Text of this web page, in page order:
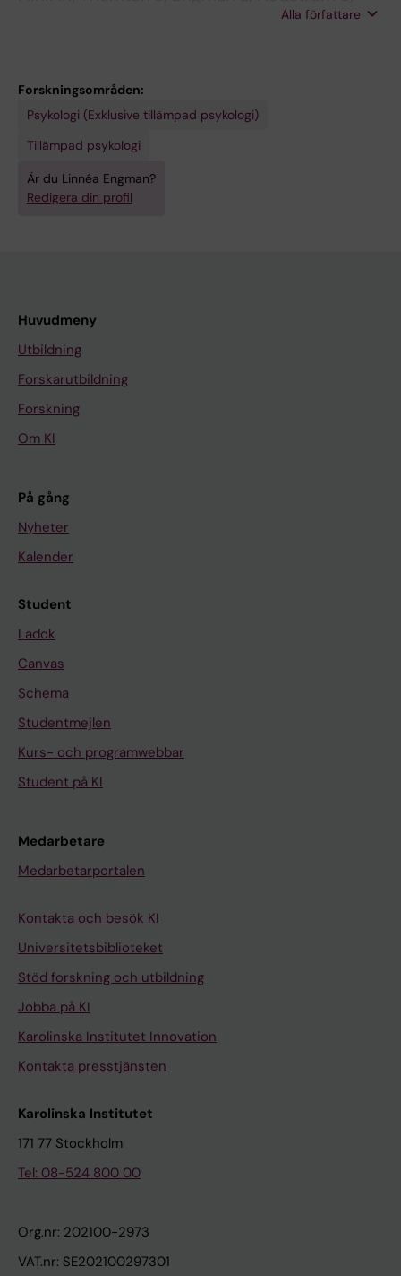
Alla författare
Forskningsområden:
Psykologi (Exklusive tillämpad psykologi)
Tillämpad psykologi
Är du Linnéa Engman?
Redigera din profil
Huvudmeny
Utbildning
Forskarutbildning
Forskning
Om KI
På gång
Nyheter
Kalender
Student
Ladok
Canvas
Schema
Studentmejlen
Kurs- och programwebbar
Student på KI
Medarbetare
Medarbetarportalen
Kontakta och besök KI
Universitetsbiblioteket
Stöd forskning och utbildning
Jobba på KI
Karolinska Institutet Innovation
Kontakta presstjänsten
Karolinska Institutet
171 77 Stockholm
Tel: 08-524 800 00
Org.nr: 202100-2973
VAT.nr: SE202100297301